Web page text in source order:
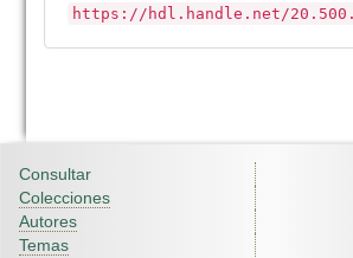
https://hdl.handle.net/
Consultar
Colecciones
Autores
Temas